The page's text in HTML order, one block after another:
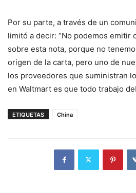
Por su parte, a través de un
limitó a decir: “No podemos emitir
sobre esta nota, porque no
origen de la carta, pero uno de
los proveedores que suministran
en Waltmart es que todo trabajo
ETIQUETAS China